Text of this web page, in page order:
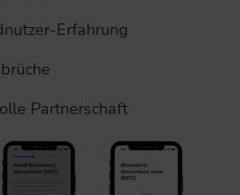
Erfahrung
Partnerschaft